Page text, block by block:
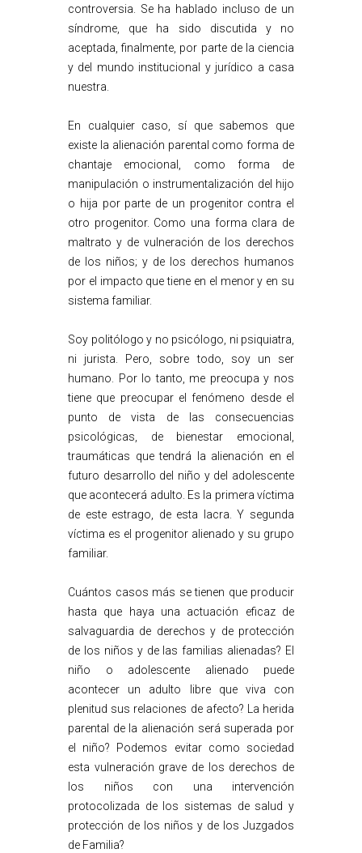
controversia. Se ha hablado incluso de un
síndrome, que ha sido discutida y no
aceptada, finalmente, por parte de la ciencia
y del mundo institucional y jurídico a casa
nuestra.
En cualquier caso, sí que sabemos que
existe la alienación parental como forma de
chantaje emocional, como forma de
manipulación o instrumentalización del hijo
o hija por parte de un progenitor contra el
otro progenitor. Como una forma clara de
maltrato y de vulneración de los derechos
de los niños; y de los derechos humanos
por el impacto que tiene en el menor y en su
sistema familiar.
Soy politólogo y no psicólogo, ni psiquiatra,
ni jurista. Pero, sobre todo, soy un ser
humano. Por lo tanto, me preocupa y nos
tiene que preocupar el fenómeno desde el
punto de vista de las consecuencias
psicológicas, de bienestar emocional,
traumáticas que tendrá la alienación en el
futuro desarrollo del niño y del adolescente
que acontecerá adulto. Es la primera víctima
de este estrago, de esta lacra. Y segunda
víctima es el progenitor alienado y su grupo
familiar.
Cuántos casos más se tienen que producir
hasta que haya una actuación eficaz de
salvaguardia de derechos y de protección
de los niños y de las familias alienadas? El
niño o adolescente alienado puede
acontecer un adulto libre que viva con
plenitud sus relaciones de afecto? La herida
parental de la alienación será superada por
el niño? Podemos evitar como sociedad
esta vulneración grave de los derechos de
los niños con una intervención
protocolizada de los sistemas de salud y
protección de los niños y de los Juzgados
de Familia?